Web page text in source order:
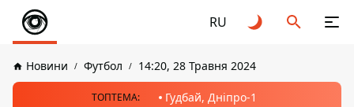
RU
Новини Футбол 14:20, 28 Травня 2024
ТОПТЕМА: Гудбай, Дніпро-1